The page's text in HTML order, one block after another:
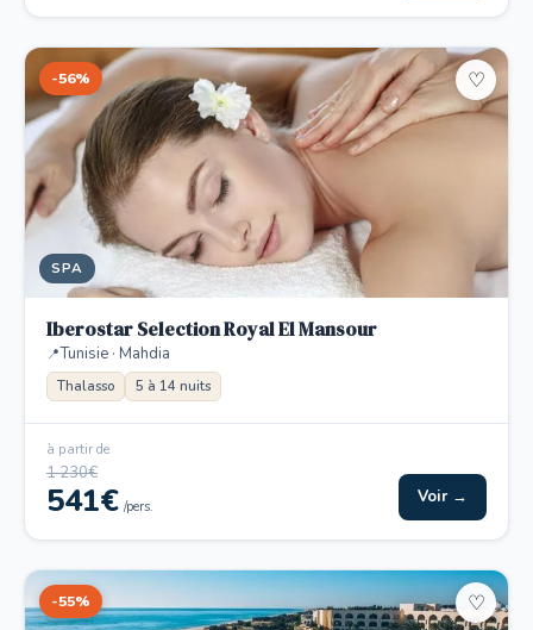
-56%
SPA
♡
Iberostar Selection Royal El Mansour
Tunisie · Mahdia
Thalasso 5 à 14 nuits
à partir de
1 230€
541€ /pers. Voir →
-55% ♡